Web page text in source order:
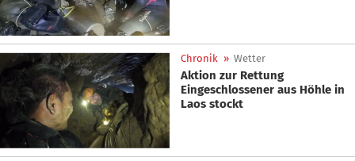
Chronik » Wetter
Aktion zur Rettung
Eingeschlossener aus Höhle in
Laos stockt